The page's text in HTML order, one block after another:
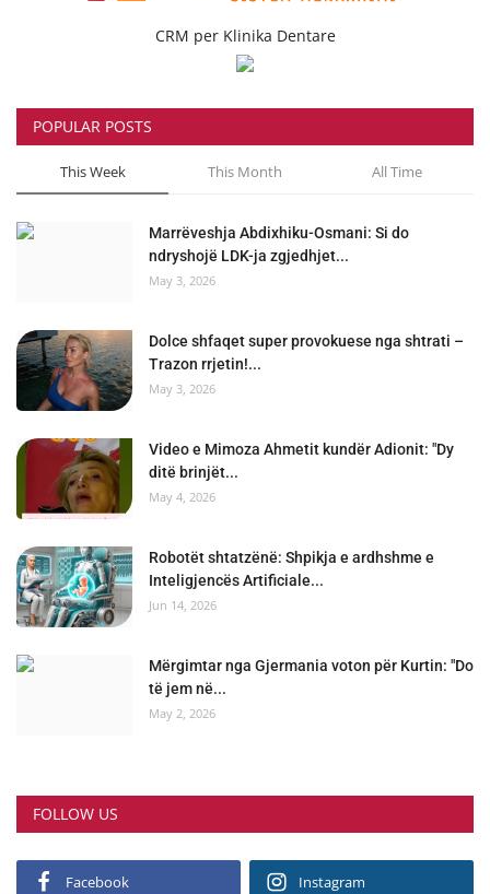
CRM per Klinika Dentare
POPULAR POSTS
This Week This Month All Time
Marrëveshja Abdixhiku-Osmani: Si do
ndryshojë LDK-ja zgjedhjet...
May 3, 2026
Dolce shfaqet super provokuese nga shtrati –
Trazon rrjetin!...
May 3, 2026
Video e Mimoza Ahmetit kundër Adionit: "Dy
ditë brinjët...
May 4, 2026
Robotët shtatzënë: Shpikja e ardhshme e
Inteligjencës Artificiale...
Jun 14, 2026
Mërgimtar nga Gjermania voton për Kurtin: "Do
të jem në...
May 2, 2026
FOLLOW US
Facebook Instagram